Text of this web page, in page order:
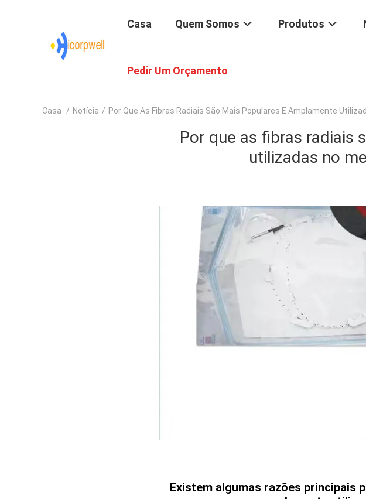
Casa Quem Somos Produtos
Pedir Um Orçamento
Casa / Notícia / Por Que As Fibras Radiais São Mais Populares E Amplamente
Por que as fibras radiais
utilizadas no
Existem algumas razões principais